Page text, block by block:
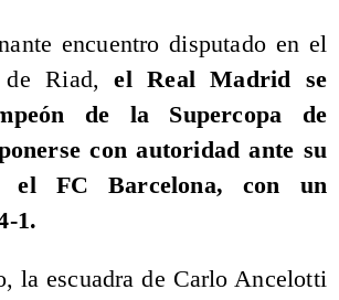
encuentro disputado en el
de Riad,el Real Madrid se
de la Supercopa de
con autoridad ante su
el FC Barcelona, con un
1.
la escuadra de Carlo Ancelotti